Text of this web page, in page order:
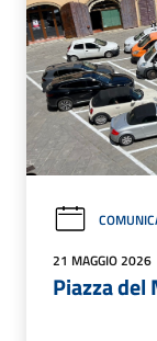
21 MAGGIO 2026
Piazza